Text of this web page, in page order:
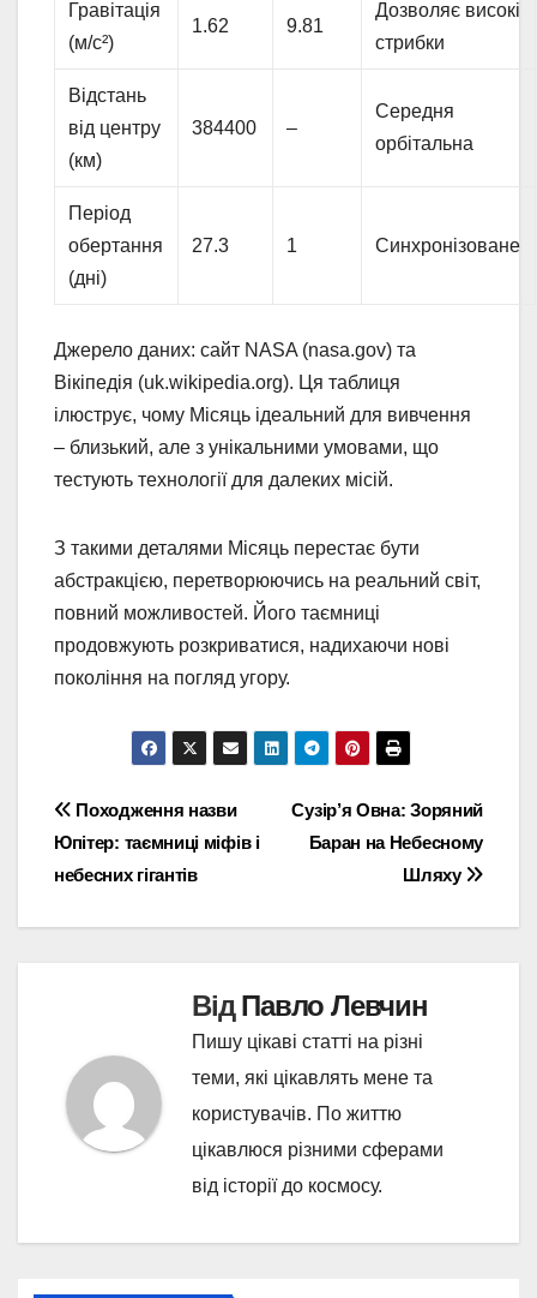
Гравітація
(м/с²)
1.62 9.81
Дозволяє високі
стрибки
Відстань
від центру
(км)
384400 –
Середня
орбітальна
Період
обертання
(дні)
27.3 1 Синхронізоване
Джерело даних: сайт NASA (nasa.gov) та
Вікіпедія (uk.wikipedia.org). Ця таблиця
ілюструє, чому Місяць ідеальний для вивчення
– близький, але з унікальними умовами, що
тестують технології для далеких місій.
З такими деталями Місяць перестає бути
абстракцією, перетворюючись на реальний світ,
повний можливостей. Його таємниці
продовжують розкриватися, надихаючи нові
покоління на погляд угору.
Навігація
записів
Сузір’я Овна: Зоряний
Баран на Небесному
Шляху
Походження назви
Юпітер: таємниці міфів і
небесних гігантів
ВідПавло Левчин
Пишу цікаві статті на різні
теми, які цікавлять мене та
користувачів. По життю
цікавлюся різними сферами
від історії до космосу.